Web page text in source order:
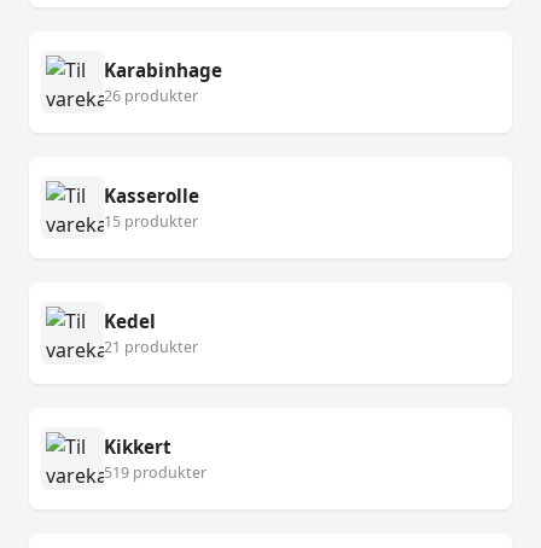
Karabinhage
26 produkter
Kasserolle
15 produkter
Kedel
21 produkter
Kikkert
519 produkter